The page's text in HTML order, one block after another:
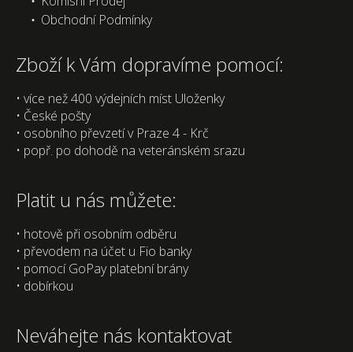
Obchodní Podmínky
Zboží k Vám dopravíme pomocí:
• více než 400 výdejních míst Uloženky
• České pošty
• osobního převzetí v Praze 4 - Krč
• popř. po dohodě na veteránském srazu
Platit u nás můžete:
• hotově při osobním odběru
• převodem na účet u Fio banky
• pomocí GoPay platební brány
• dobírkou
Neváhejte nás kontaktovat